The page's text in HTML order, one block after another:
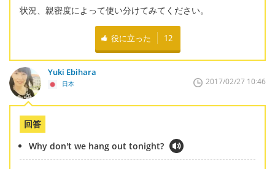
状況、親密度によって使い分けてみてください。
役に立った 12
Yuki Ebihara
日本 2017/02/27 10:46
回答
Why don't we hang out tonight?